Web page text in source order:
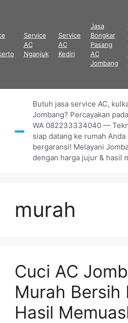
Service
AC
Nganjuk
Service
AC
Kediri
Jasa
Bongkar
Pasang
AC
Jombang
Butuh jasa service AC,
Jombang? Percayakan
WA 082233334040 —
siap datang ke rumah
bergaransi! Melayani
dengan harga jujur & hasil
murah
Cuci AC
Murah Bersih
Hasil